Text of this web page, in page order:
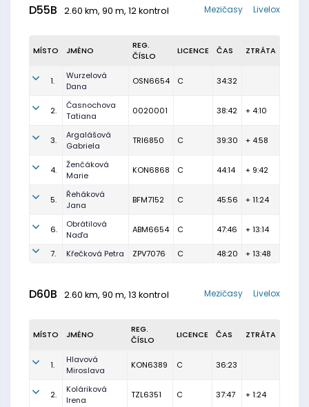
D55B 2.60 km, 90 m, 12 kontrol Livelox
Mezičasy
MÍSTO JMÉNO
REG.
ČÍSLO
LICENCE ČAS ZTRÁTA
1.
Wurzelová
Dana
OSN6654 C 34:32
2.
Časnochova
Tatiana
0020001 38:42 + 4:10
3.
Argalášová
Gabriela
TRI6850 C 39:30 + 4:58
4.
Ženčáková
Marie
KON6868 C 44:14 + 9:42
5.
Řeháková
Jana
BFM7152 C 45:56 + 11:24
6.
Obrátilová
Naďa
ABM6654 C 47:46 + 13:14
7. Křečková Petra ZPV7076 C 48:20 + 13:48
D60B 2.60 km, 90 m, 13 kontrol Livelox
Mezičasy
MÍSTO JMÉNO
REG.
ČÍSLO
LICENCE ČAS ZTRÁTA
1.
Hlavová
Miroslava
KON6389 C 36:23
2.
Koláriková
Irena
TZL6351 C 37:47 + 1:24